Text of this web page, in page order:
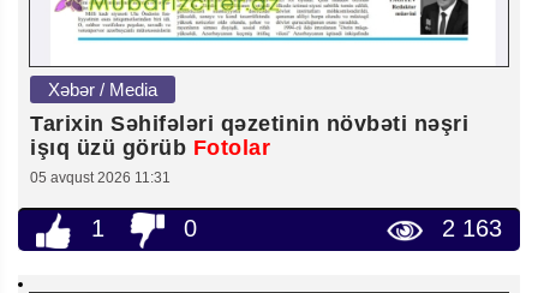
Xəbər / Media
Tarixin Səhifələri qəzetinin növbəti nəşri
işıq üzü görüb Fotolar
05 avqust 2026 11:31
1 0 2 163